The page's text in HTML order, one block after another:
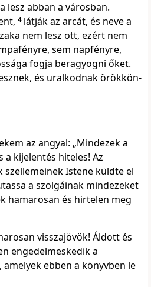
lesz abban a városban.
4 látják az arcát, és neve a
nem lesz ott, ezért nem
sem napfényre,
fogja beragyogni őket.
és uralkodnak örökkön-
az angyal: „Mindezek a
a kijelentés hiteles! Az
Istene küldte el
a szolgáinak mindezeket
hamarosan és hirtelen meg
visszajövök! Áldott és
engedelmeskedik a
ebben a könyvben le